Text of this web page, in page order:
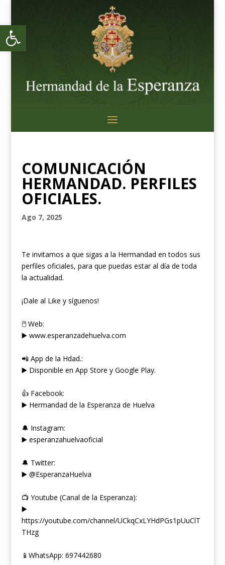
Abrir barra de herramientas
COMUNICACIÓN
HERMANDAD. PERFILES
OFICIALES.
Ago 7, 2025
Te invitamos a que sigas a la Hermandad en todos sus
perfiles oficiales, para que puedas estar al día de toda
la actualidad.
¡Dale al Like y síguenos!
🖱 Web:
▶️ www.esperanzadehuelva.com
📲 App de la Hdad.:
▶️ Disponible en App Store y Google Play.
👍 Facebook:
▶️ Hermandad de la Esperanza de Huelva
🔔 Instagram:
▶️ esperanzahuelvaoficial
🔔 Twitter:
▶️ @EsperanzaHuelva
📺 Youtube (Canal de la Esperanza):
▶️
https://youtube.com/channel/UCkqCxLYHdPGs1pUuClT
THzg
📱WhatsApp: 697442680